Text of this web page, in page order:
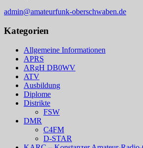
admin@amateurfunk-oberschwaben.de
Kategorien
Allgemeine Informationen
APRS
ARgH DB0WV
ATV
Ausbildung
Diplome
Distrikte
FSW
DMR
C4FM
D-STAR